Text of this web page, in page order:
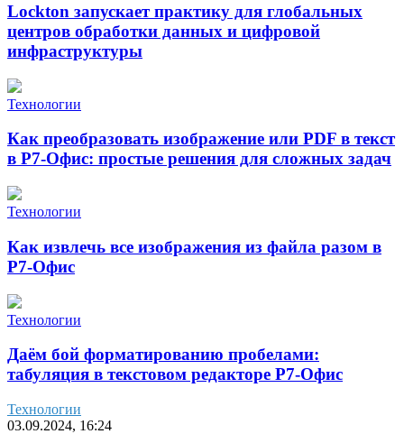
Lockton запускает практику для глобальных
центров обработки данных и цифровой
инфраструктуры
Технологии
Как преобразовать изображение или PDF в текст
в Р7-Офис: простые решения для сложных задач
Технологии
Как извлечь все изображения из файла разом в
Р7-Офис
Технологии
Даём бой форматированию пробелами:
табуляция в текстовом редакторе Р7-Офис
Технологии
03.09.2024, 16:24